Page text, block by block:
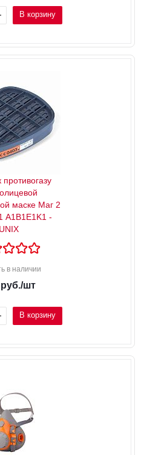
В корзину
противогазу
маске Маг 2
A1B1E1K1 -
UNIX
в наличии
руб./шт
В корзину